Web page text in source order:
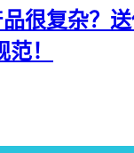
很复杂？
！